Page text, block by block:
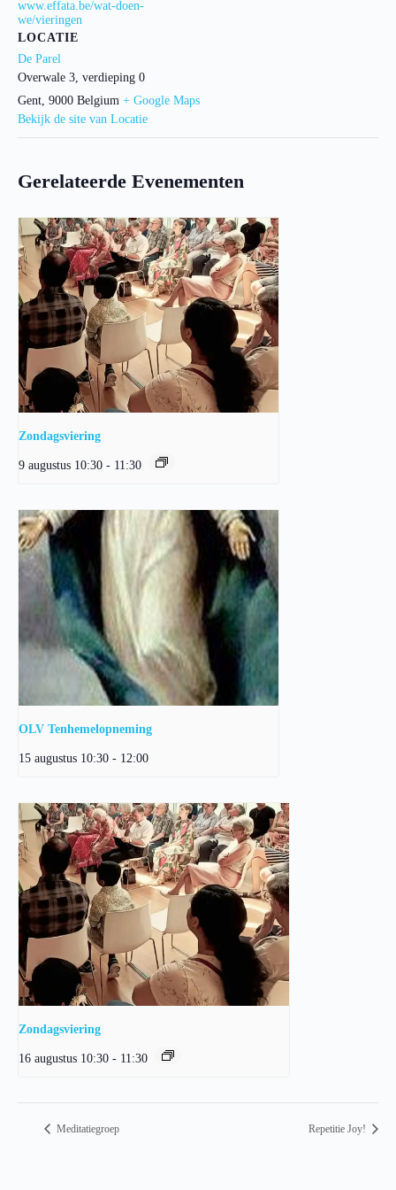
www.effata.be/wat-doen-
we/vieringen
LOCATIE
De Parel
Overwale 3, verdieping 0
Gent, 9000 Belgium + Google Maps
Bekijk de site van Locatie
Gerelateerde Evenementen
Zondagsviering
9 augustus 10:30 - 11:30
OLV Tenhemelopneming
15 augustus 10:30 - 12:00
Zondagsviering
16 augustus 10:30 - 11:30
Meditatiegroep Repetitie Joy!